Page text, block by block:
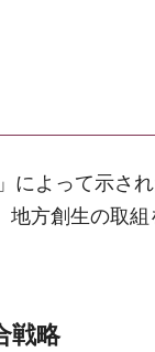
によって示さ
地方創生の取
戦略